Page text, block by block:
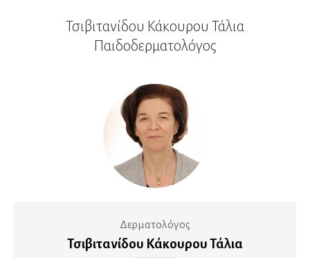
Γενετιστές
Γναθοπροσωπικοί Χειρουργοί
Εμβρυική Ιατρική
Τσιβιτανίδου Κάκουρου Τάλια
Παιδοδερματολόγος
Δερματολόγος
Τσιβιτανίδου Κάκουρου Τάλια